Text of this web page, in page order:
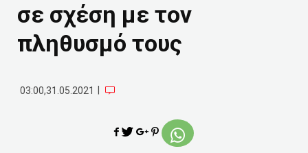
σε σχέση με τον
πληθυσμό τους
03:00,31.05.2021